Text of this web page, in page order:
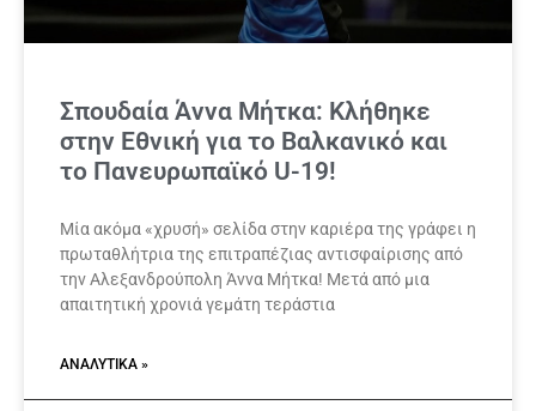
Σπουδαία Άννα Μήτκα: Κλήθηκε
στην Εθνική για το Βαλκανικό και
το Πανευρωπαϊκό U-19!
Μία ακόμα «χρυσή» σελίδα στην καριέρα της γράφει η
πρωταθλήτρια της επιτραπέζιας αντισφαίρισης από
την Αλεξανδρούπολη Άννα Μήτκα! Μετά από μια
απαιτητική χρονιά γεμάτη τεράστια
ΑΝΑΛΥΤΙΚΆ »